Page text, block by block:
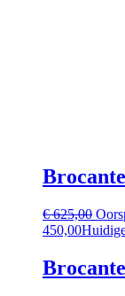
€625,00
450,00